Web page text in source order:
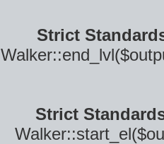
Strict
Strict